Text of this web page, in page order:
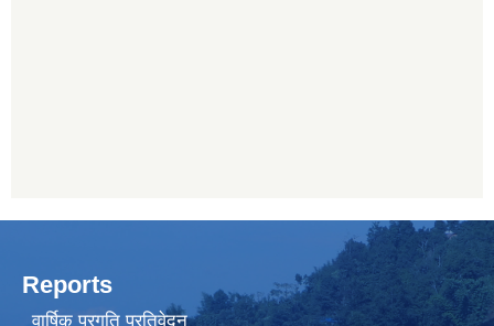
Reports
वार्षिक प्रगति प्रतिवेदन